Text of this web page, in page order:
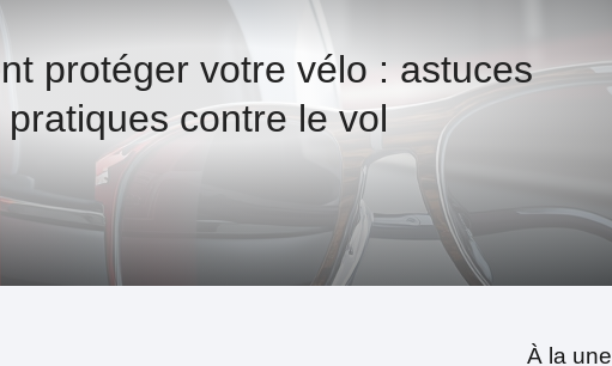
protéger votre vélo : astuces
pratiques contre le vol
À la une